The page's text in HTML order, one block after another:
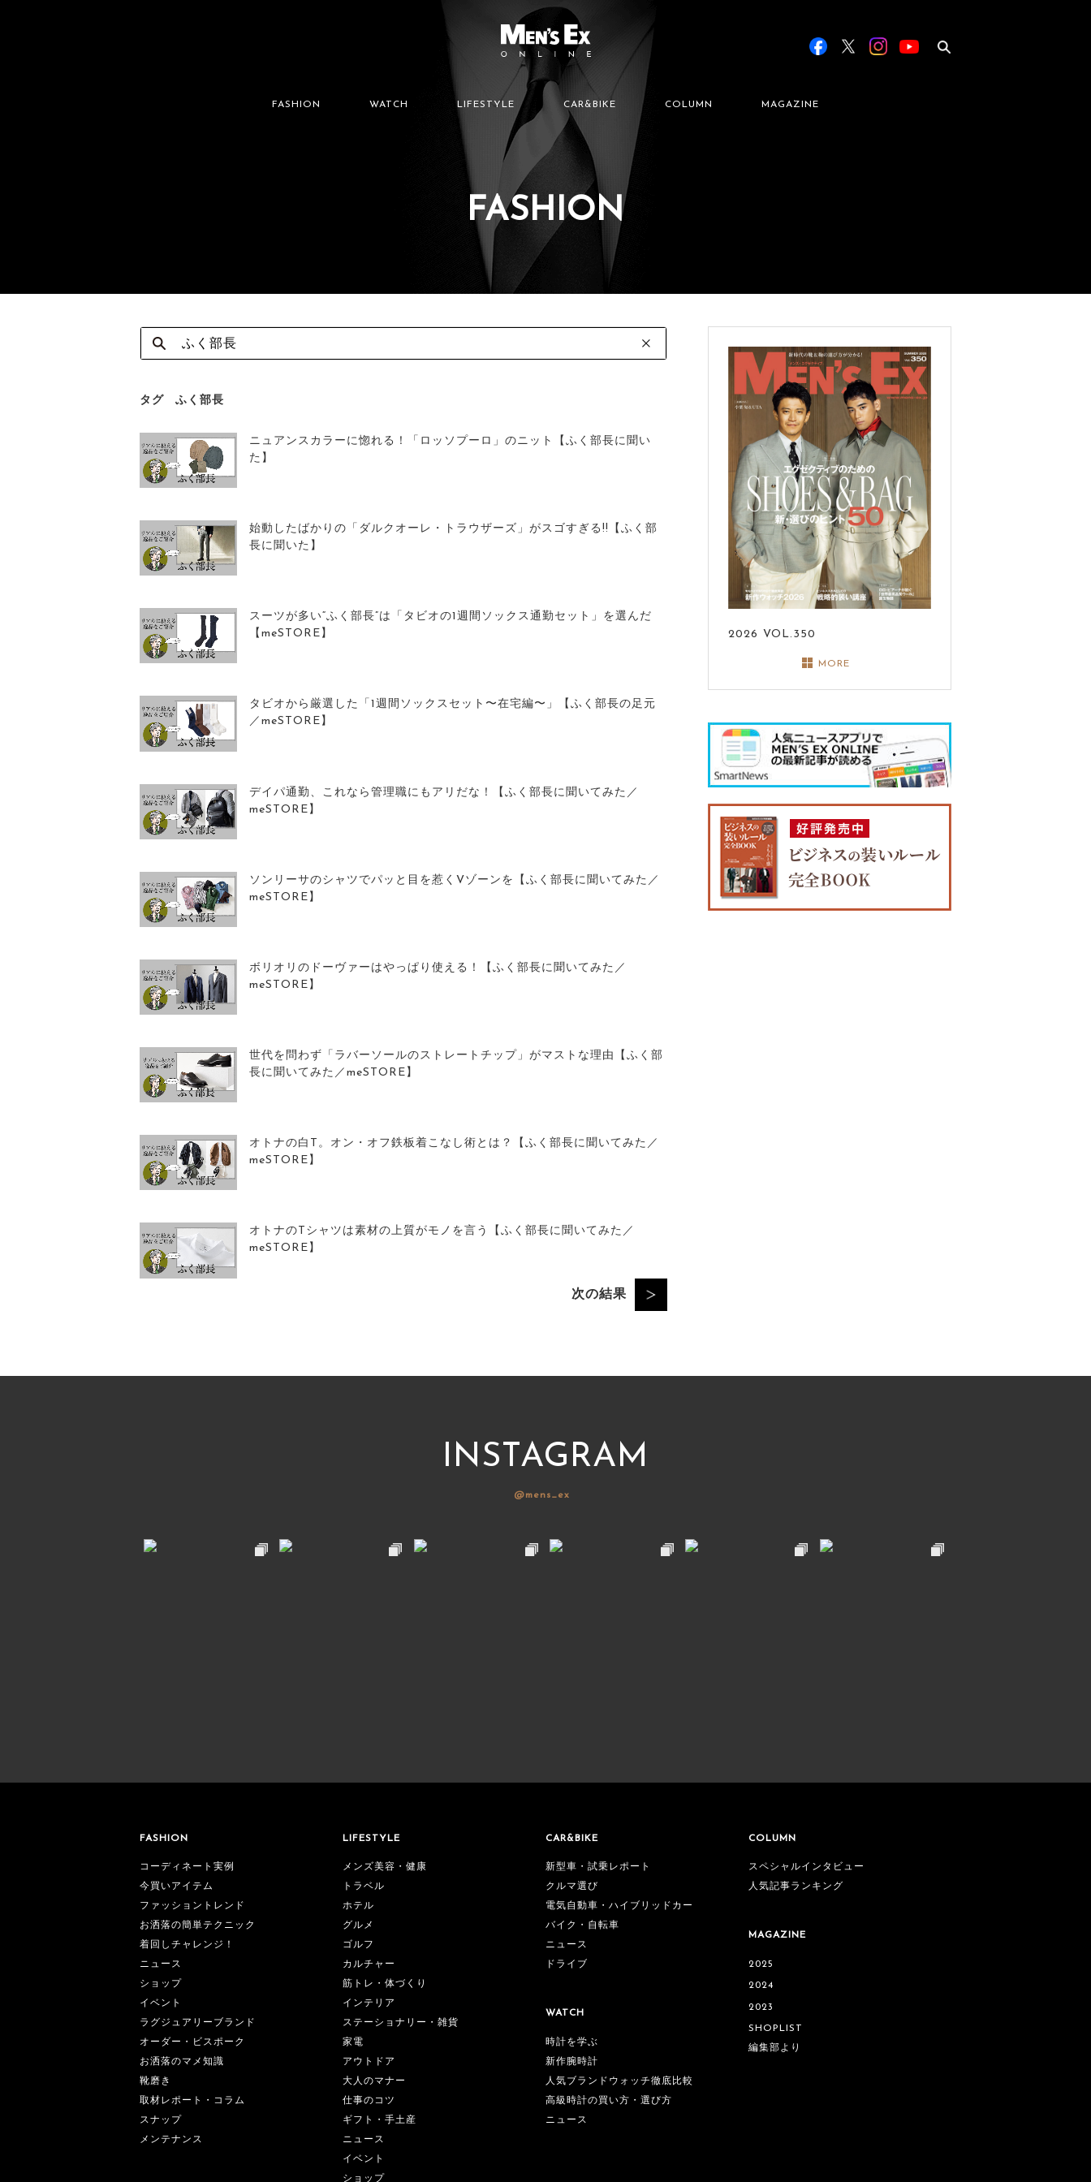
FASHION WATCH LIFESTYLE CAR&BIKE COLUMN MAGAZINE
FASHION
タグ ふく部長
ニュアンスカラーに惚れる！「ロッソプーロ」のニット【ふく部長に聞い
た】
始動したばかりの「ダルクオーレ・トラウザーズ」がスゴすぎる!!【ふく部
長に聞いた】
スーツが多い“ふく部長”は「タビオの1週間ソックス通勤セット」を選んだ
【meSTORE】
タビオから厳選した「1週間ソックスセット〜在宅編〜」【ふく部長の足元
／meSTORE】
デイパ通勤、これなら管理職にもアリだな！【ふく部長に聞いてみた／
meSTORE】
ソンリーサのシャツでパッと目を惹くVゾーンを【ふく部長に聞いてみた／
meSTORE】
ボリオリのドーヴァーはやっぱり使える！【ふく部長に聞いてみた／
meSTORE】
世代を問わず「ラバーソールのストレートチップ」がマストな理由【ふく部
長に聞いてみた／meSTORE】
オトナの白T。オン・オフ鉄板着こなし術とは？【ふく部長に聞いてみた／
meSTORE】
オトナのTシャツは素材の上質がモノを言う【ふく部長に聞いてみた／
meSTORE】
次の結果
2026 VOL.350
MORE
INSTAGRAM
@mens_ex
FASHION
コーディネート実例
今買いアイテム
ファッショントレンド
お洒落の簡単テクニック
着回しチャレンジ！
ニュース
ショップ
イベント
ラグジュアリーブランド
オーダー・ビスポーク
お洒落のマメ知識
靴磨き
取材レポート・コラム
スナップ
メンテナンス
LIFESTYLE
メンズ美容・健康
トラベル
ホテル
グルメ
ゴルフ
カルチャー
筋トレ・体づくり
インテリア
ステーショナリー・雑貨
家電
アウトドア
大人のマナー
仕事のコツ
ギフト・手土産
ニュース
イベント
ショップ
CAR&BIKE
新型車・試乗レポート
クルマ選び
電気自動車・ハイブリッドカー
バイク・自転車
ニュース
ドライブ
WATCH
時計を学ぶ
新作腕時計
人気ブランドウォッチ徹底比較
高級時計の買い方・選び方
ニュース
COLUMN
スペシャルインタビュー
人気記事ランキング
MAGAZINE
2025
2024
2023
SHOPLIST
編集部より